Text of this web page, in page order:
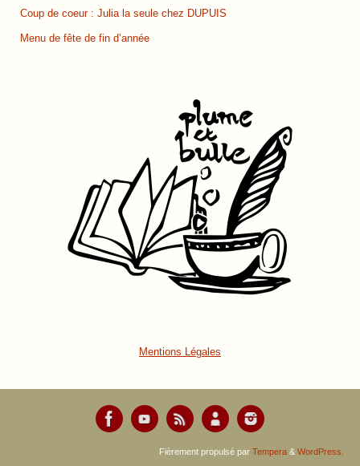
Coup de coeur : Julia la seule chez DUPUIS
Menu de fête de fin d’année
Mentions Légales
Fièrement propulsé par Tempera & WordPress.